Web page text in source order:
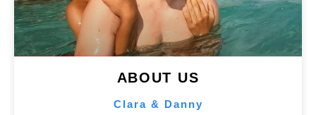
ABOUT US
Clara & Danny